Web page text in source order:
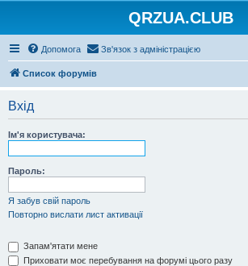
QRZUA.CLUB
Допомога Зв'язок з адміністрацією
Список форумів
Вхід
Ім'я користувача:
Пароль:
Я забув свій пароль
Повторно вислати лист активації
Запам'ятати мене
Приховати моє перебування на форумі цього разу